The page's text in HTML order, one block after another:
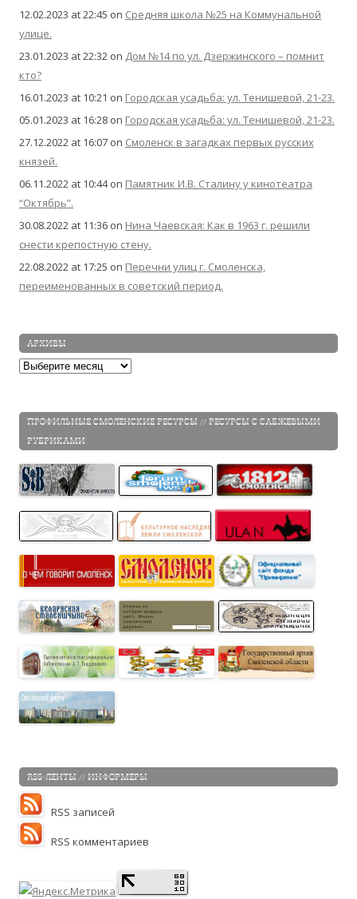
12.02.2023 at 22:45 on Средняя школа №25 на Коммунальной
улице.
23.01.2023 at 22:32 on Дом №14 по ул. Дзержинского – помнит
кто?
16.01.2023 at 10:21 on Городская усадьба: ул. Тенишевой, 21-23.
05.01.2023 at 16:28 on Городская усадьба: ул. Тенишевой, 21-23.
27.12.2022 at 16:07 on Смоленск в загадках первых русских
князей.
06.11.2022 at 10:44on Памятник И.В. Сталину у кинотеатра
“Октябрь”.
30.08.2022 at 11:36 on Нина Чаевская: Как в 1963 г. решили
снести крепостную стену.
22.08.2022 at 17:25 on Перечни улиц г. Смоленска,
переименованных в советский период.
АРХИВЫ
Архивы
ПРОФИЛЬНЫЕ СМОЛЕНСКИЕ РЕСУРСЫ // РЕСУРСЫ С САБЖЕВЫМИ
РУБРИКАМИ
RSS-ЛЕНТЫ // ИНФОРМЕРЫ
RSS записей
RSS комментариев